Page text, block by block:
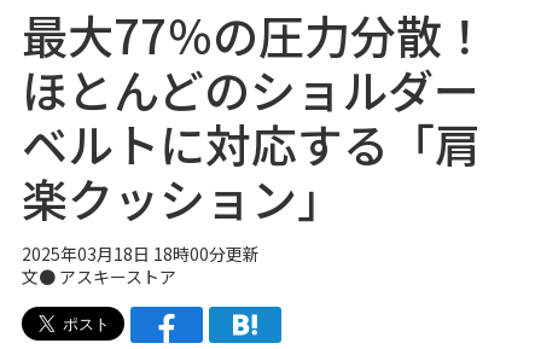
最大77％の圧力分散！
ほとんどのショルダー
ベルトに対応する「肩
楽クッション」
2025年03月18日 18時00分更新
文● アスキーストア